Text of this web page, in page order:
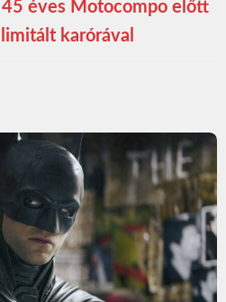
45 éves Motocompo előtt
karórával